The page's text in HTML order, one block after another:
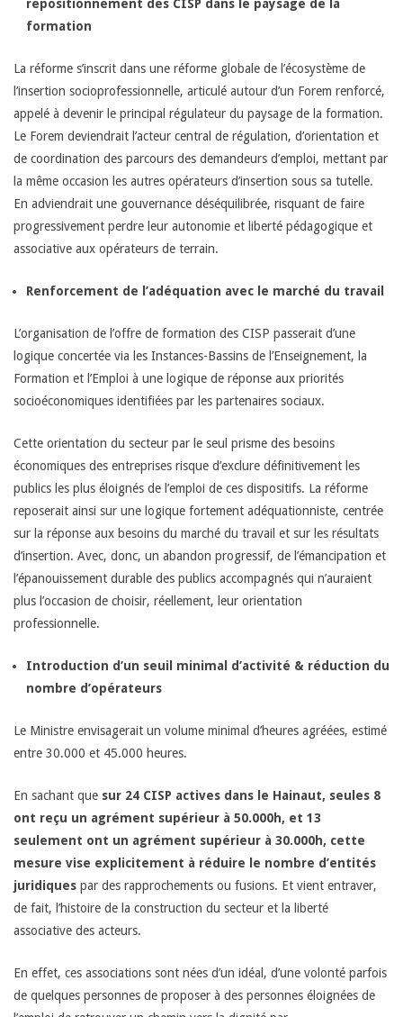
i
o
n
n
e
l
l
e
e
n
d
a
n
g
e
r
!
repositionnement des CISP dans le paysage de la
formation
La réforme s’inscrit dans une réforme globale de l’écosystème de
l’insertion socioprofessionnelle, articulé autour d’un Forem renforcé,
appelé à devenir le principal régulateur du paysage de la formation.
Le Forem deviendrait l’acteur central de régulation, d’orientation et
de coordination des parcours des demandeurs d’emploi, mettant par
la même occasion les autres opérateurs d’insertion sous sa tutelle.
En adviendrait une gouvernance déséquilibrée, risquant de faire
progressivement perdre leur autonomie et liberté pédagogique et
associative aux opérateurs de terrain.
Renforcement de l’adéquation avec le marché du travail
L’organisation de l’offre de formation des CISP passerait d’une
logique concertée via les Instances-Bassins de l’Enseignement, la
Formation et l’Emploi à une logique de réponse aux priorités
socioéconomiques identifiées par les partenaires sociaux.
Cette orientation du secteur par le seul prisme des besoins
économiques des entreprises risque d’exclure définitivement les
publics les plus éloignés de l’emploi de ces dispositifs. La réforme
reposerait ainsi sur une logique fortement adéquationniste, centrée
sur la réponse aux besoins du marché du travail et sur les résultats
d’insertion. Avec, donc, un abandon progressif, de l’émancipation et
l’épanouissement durable des publics accompagnés qui n’auraient
plus l’occasion de choisir, réellement, leur orientation
professionnelle.
Introduction d’un seuil minimal d’activité & réduction du
nombre d’opérateurs
Le Ministre envisagerait un volume minimal d’heures agréées, estimé
entre 30.000 et 45.000 heures.
En sachant que sur 24 CISP actives dans le Hainaut, seules 8
ont reçu un agrément supérieur à 50.000h, et 13
seulement ont un agrément supérieur à 30.000h, cette
mesure vise explicitement à réduire le nombre d’entités
juridiques par des rapprochements ou fusions. Et vient entraver,
de fait, l’histoire de la construction du secteur et la liberté
associative des acteurs.
En effet, ces associations sont nées d’un idéal, d’une volonté parfois
de quelques personnes de proposer à des personnes éloignées de